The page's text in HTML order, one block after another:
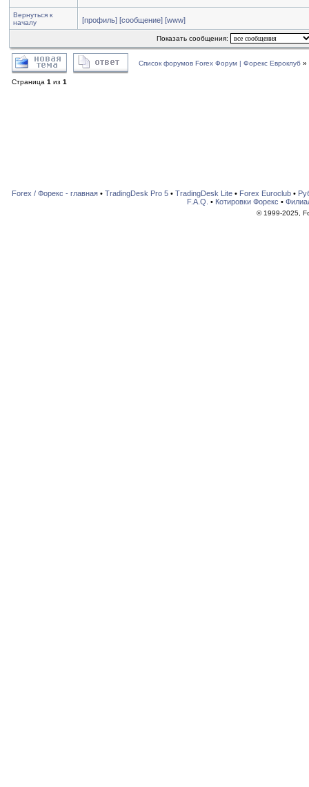
Вернуться к
началу
[профиль] [сообщение] [www]
Показать сообщения:
Список форумов Forex Форум | Форекс Евроклуб »
Страница 1 из 1
Forex / Форекс - главная• TradingDesk Pro 5• TradingDesk Lite• Forex Euroclub•
F.A.Q. • Котировки Форекс •
© 1999-2025,